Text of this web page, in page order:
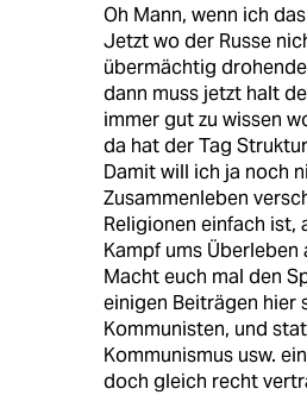
Oh Mann, wenn ich
Jetzt wo der Russe
übermächtig
dann muss jetzt halt
immer gut zu wissen
da hat der Tag
Damit will ich ja noch
Zusammenleben
Religionen einfach ist,
Kampf ums Überleben
Macht euch mal den
einigen Beiträgen hier
Kommunisten, und
Kommunismus usw.
doch gleich recht